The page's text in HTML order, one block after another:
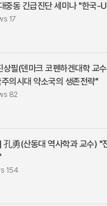
)~06월 19(금) 19:00~21:00제3
: 네 번의 전쟁으로 본 동아시아”
차 세계인문사회학술대회 “소버
통일과 국제평화센터07월 04
사”아연 대회의실 07월 08일(
회의실중국연구센터 08월 12일(
수) “‘진짜’ 공자를 찾아서”아연
국제학술회의 “아시아의
중동 긴급진단 세미나 "한국-
17
상필(덴마크 코펜하겐대학 교
의시대 약소국의 생존전략"
82
孔勇(산동대 역사학과 교수) "`
154